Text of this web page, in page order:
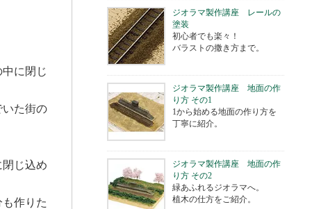
に閉じ
いた街の
じ込め
作りた
ジオラマ製作講座 レールの
塗装
初心者でも楽々！
バラストの撒き方まで。
ジオラマ製作講座 地面の作
り方 その1
1から始める地面の作り方を
丁寧に紹介。
ジオラマ製作講座 地面の作
り方 その2
緑あふれるジオラマへ。
植木の仕方をご紹介。